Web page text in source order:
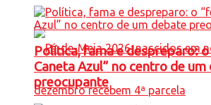
Política, fama e despreparo:
Caneta Azul” no centro de
preocupante